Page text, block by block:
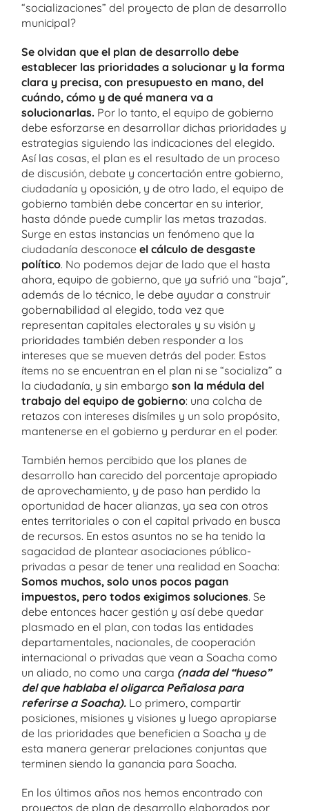
“socializaciones” del proyecto de plan de desarrollo
municipal?
Se olvidan que el plan de desarrollo debe
establecer las prioridades a solucionar y la forma
clara y precisa, con presupuesto en mano, del
cuándo, cómo y de qué manera va a
solucionarlas. Por lo tanto, el equipo de gobierno
debe esforzarse en desarrollar dichas prioridades y
estrategias siguiendo las indicaciones del elegido.
Así las cosas, el plan es el resultado de un proceso
de discusión, debate y concertación entre gobierno,
ciudadanía y oposición, y de otro lado, el equipo de
gobierno también debe concertar en su interior,
hasta dónde puede cumplir las metas trazadas.
Surge en estas instancias un fenómeno que la
ciudadanía desconoce el cálculo de desgaste
político. No podemos dejar de lado que el hasta
ahora, equipo de gobierno, que ya sufrió una “baja”,
además de lo técnico, le debe ayudar a construir
gobernabilidad al elegido, toda vez que
representan capitales electorales y su visión y
prioridades también deben responder a los
intereses que se mueven detrás del poder. Estos
ítems no se encuentran en el plan ni se “socializa” a
la ciudadanía, y sin embargo son la médula del
trabajo del equipo de gobierno: una colcha de
retazos con intereses disímiles y un solo propósito,
mantenerse en el gobierno y perdurar en el poder.
También hemos percibido que los planes de
desarrollo han carecido del porcentaje apropiado
de aprovechamiento, y de paso han perdido la
oportunidad de hacer alianzas, ya sea con otros
entes territoriales o con el capital privado en busca
de recursos. En estos asuntos no se ha tenido la
sagacidad de plantear asociaciones público-
privadas a pesar de tener una realidad en Soacha:
Somos muchos, solo unos pocos pagan
impuestos, pero todos exigimos soluciones. Se
debe entonces hacer gestión y así debe quedar
plasmado en el plan, con todas las entidades
departamentales, nacionales, de cooperación
internacional o privadas que vean a Soacha como
un aliado, no como una carga (nada del “hueso”
del que hablaba el oligarca Peñalosa para
referirse a Soacha). Lo primero, compartir
posiciones, misiones y visiones y luego apropiarse
de las prioridades que beneficien a Soacha y de
esta manera generar prelaciones conjuntas que
terminen siendo la ganancia para Soacha.
En los últimos años nos hemos encontrado con
proyectos de plan de desarrollo elaborados por